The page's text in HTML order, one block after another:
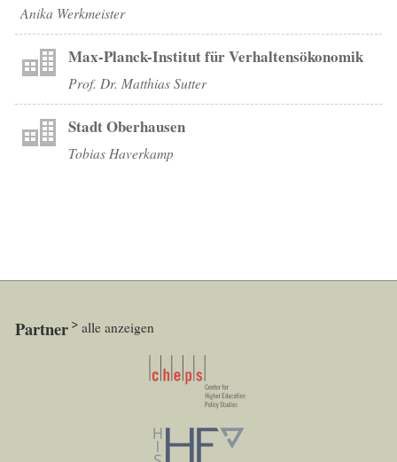
Anika Werkmeister
Max-Planck-Institut für Verhaltensökonomik
Prof. Dr. Matthias Sutter
Stadt Oberhausen
Tobias Haverkamp
Partner alle anzeigen